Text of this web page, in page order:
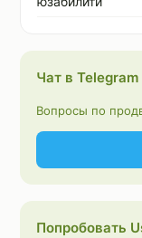
Чат в Telegram
Вопросы по
Попробовать